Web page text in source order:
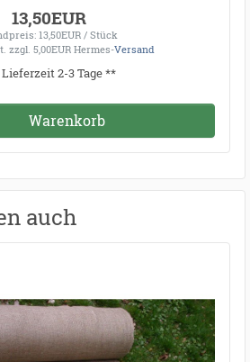
13,50EUR
13,50EUR / Stück
zzgl. 5,00EUR Hermes-Versand
Lieferzeit 2-3 Tage **
Warenkorb
auch